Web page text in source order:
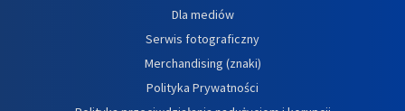
Dla mediów
Serwis fotograficzny
Merchandising (znaki)
Polityka Prywatności